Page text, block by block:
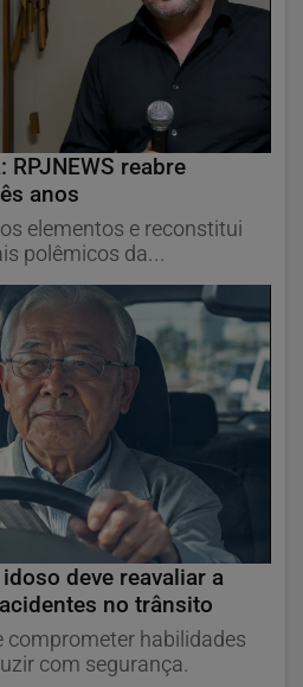
RPJNEWS reabre
anos
elementos e reconstitui
polêmicos da...
deve reavaliar a
no trânsito
comprometer habilidades
com segurança.